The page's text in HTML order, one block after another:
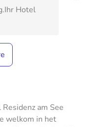
Hotel
am See
welkom in het